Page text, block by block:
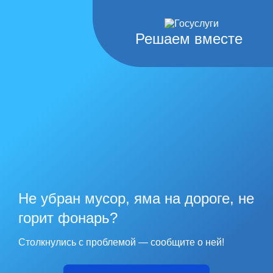
Решаем вместе
Не убран мусор, яма на дороге, не
горит фонарь?
Столкнулись с проблемой — сообщите о ней!